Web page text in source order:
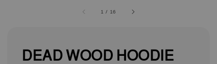
1 / 16
DEAD WOOD HOODIE